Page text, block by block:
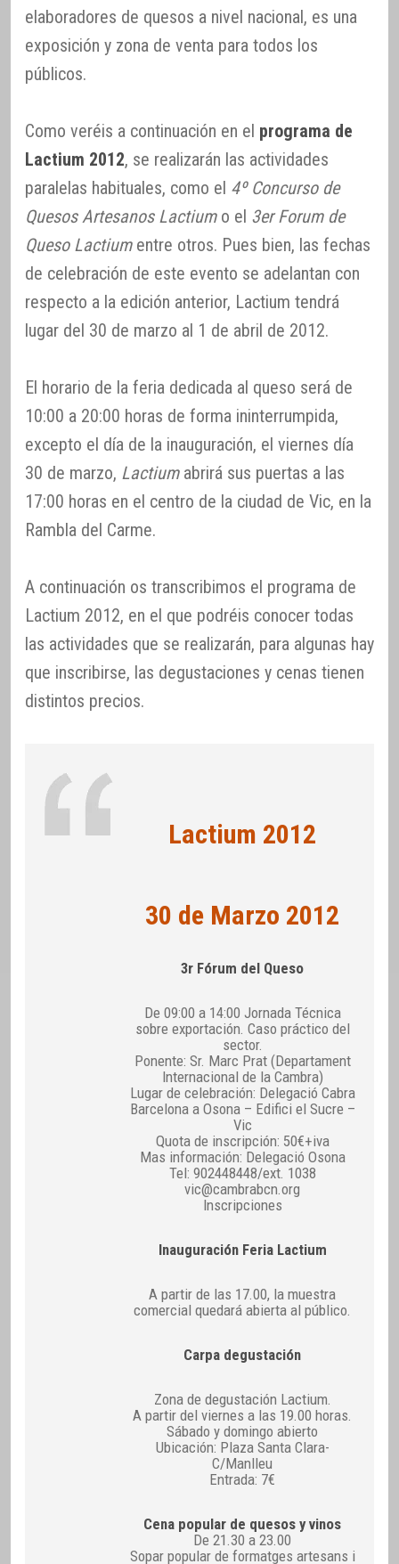
elaboradores de quesos a nivel nacional, es una
exposición y zona de venta para todos los
públicos.
Como veréis a continuación en el programa de
Lactium 2012, se realizarán las actividades
paralelas habituales, como el 4º Concurso de
Quesos Artesanos Lactiumo el 3er Forum de
Queso Lactiumentre otros. Pues bien, las fechas
de celebración de este evento se adelantan con
respecto a la edición anterior, Lactium tendrá
lugar del 30 de marzo al 1 de abril de 2012.
El horario de la feria dedicada al queso será de
10:00 a 20:00 horas de forma ininterrumpida,
excepto el día de la inauguración, el viernes día
30 de marzo, Lactiumabrirá sus puertas a las
17:00 horas en el centro de la ciudad de Vic, en la
Rambla del Carme.
A continuación os transcribimos el programa de
Lactium 2012, en el que podréis conocer todas
las actividades que se realizarán, para algunas hay
que inscribirse, las degustaciones y cenas tienen
distintos precios.
Lactium 2012
30 de Marzo 2012
3r Fórum del Queso
De 09:00 a 14:00 Jornada Técnica
sobre exportación. Caso práctico del
sector.
Ponente: Sr. Marc Prat (Departament
Internacional de la Cambra)
Lugar de celebración: Delegació Cabra
Barcelona a Osona – Edifici el Sucre –
Vic
Quota de inscripción: 50€+iva
Mas información: Delegació Osona
Tel: 902448448/ext. 1038
vic@cambrabcn.org
Inscripciones
Inauguración Feria Lactium
A partir de las 17.00, la muestra
comercial quedará abierta al público.
Carpa degustación
Zona de degustación Lactium.
A partir del viernes a las 19.00 horas.
Sábado y domingo abierto
Ubicación: Plaza Santa Clara-
C/Manlleu
Entrada: 7€
Cena popular de quesos y vinos
De 21.30 a 23.00
Sopar popular de formatges artesans i